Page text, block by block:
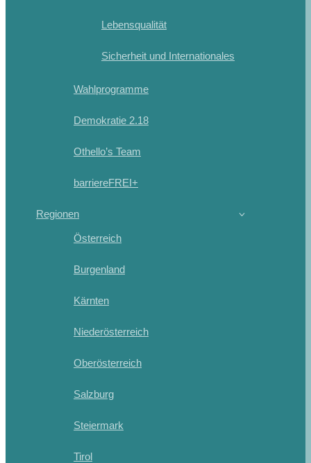
Lebensqualität
Sicherheit und Internationales
Wahlprogramme
Demokratie 2.18
Othello’s Team
barriereFREI+
Regionen
Österreich
Burgenland
Kärnten
Niederösterreich
Oberösterreich
Salzburg
Steiermark
Tirol